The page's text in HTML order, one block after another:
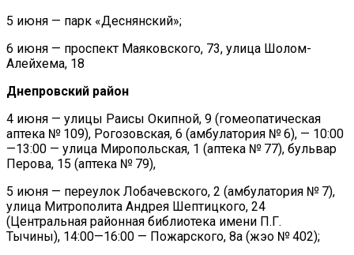
5 июня — парк «Деснянский»;
6 июня — проспект Маяковского, 73, улица Шолом-
Алейхема, 18
Днепровский район
4 июня — улицы Раисы Окипной, 9 (гомеопатическая
аптека № 109), Рогозовская, 6 (амбулатория № 6), — 10:00
—13:00 — улица Миропольская, 1 (аптека № 77), бульвар
Перова, 15 (аптека № 79),
5 июня — переулок Лобачевского, 2 (амбулатория № 7),
улица Митрополита Андрея Шептицкого, 24
(Центральная районная библиотека имени П.Г.
Тычины), 14:00—16:00 — Пожарского, 8а (жэо № 402);